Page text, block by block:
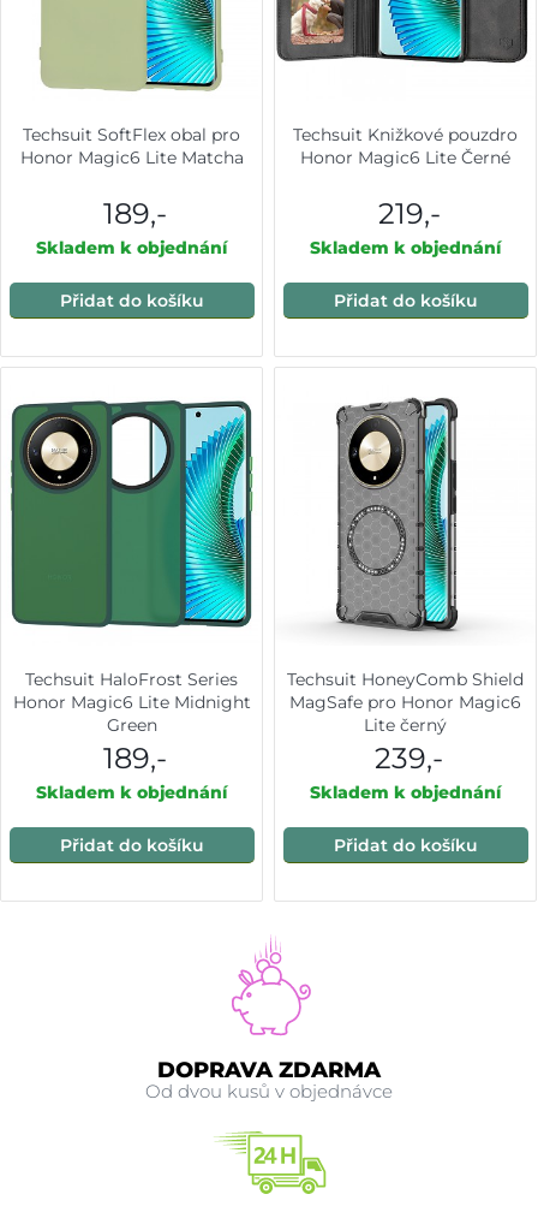
Techsuit SoftFlex obal pro
Honor Magic6 Lite Matcha
189,-
Skladem k objednání
Přidat do košíku
Techsuit Knižkové pouzdro
Honor Magic6 Lite Černé
219,-
Skladem k objednání
Přidat do košíku
Techsuit HaloFrost Series
Honor Magic6 Lite Midnight
Green
189,-
Skladem k objednání
Přidat do košíku
Techsuit HoneyComb Shield
MagSafe pro Honor Magic6
Lite černý
239,-
Skladem k objednání
Přidat do košíku
DOPRAVA ZDARMA
Od dvou kusů v objednávce